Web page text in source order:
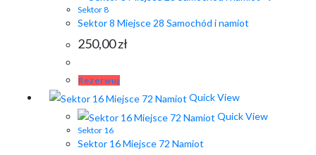
Sektor 8
Sektor 8 Miejsce 28 Samochód i namiot
250,00zł
Rezerwuj
Quick View
Quick View
Sektor 16
Sektor 16 Miejsce 72 Namiot